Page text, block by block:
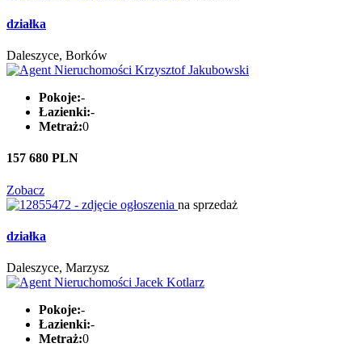
działka
Daleszyce, Borków
Pokoje:-
Łazienki:-
Metraż:0
157 680 PLN
Zobacz
na sprzedaż
działka
Daleszyce, Marzysz
Pokoje:-
Łazienki:-
Metraż:0